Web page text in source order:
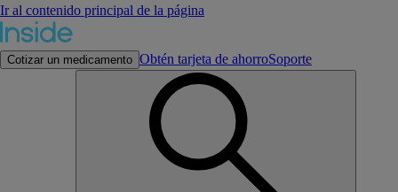
Ir al contenido principal de la página
Cotizar un medicamento Obtén tarjeta de ahorroSoporte